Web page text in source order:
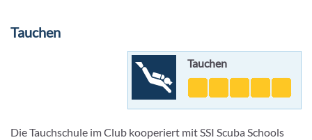
Tauchen
Tauchen
Die Tauchschule im Club kooperiert mit SSI Scuba Schools